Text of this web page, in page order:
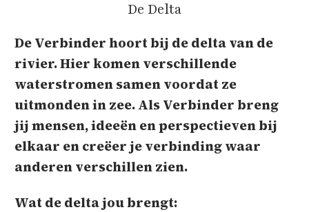
De Delta
De Verbinder hoort bij de delta van de
rivier. Hier komen verschillende
waterstromen samen voordat ze
uitmonden in zee. Als Verbinder breng
jij mensen, ideeën en perspectieven bij
elkaar en creëer je verbinding waar
anderen verschillen zien.
Wat de delta jou brengt: